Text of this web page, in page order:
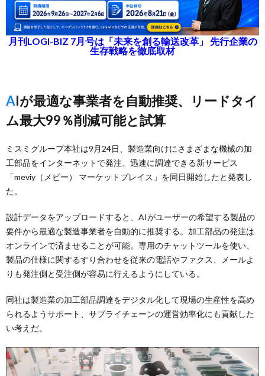
月刊LOGI-BIZ 7月号は「未来を創る輸送改革」 先行企業の
生存戦略を徹底取材
AIが最適な事業者を自動推奨、リードタイ
ム最大99％削減可能と試算
ミスミグループ本社は9月24日、製造業向けにさまざまな機械の加
工部品をインターネットで発注、迅速に調達できる新サービス
「meviy（メビー） マーケットプレイス」を同日開始したと発表し
た。
設計データをアップロードすると、AIがユーザーの希望する製品の
要件から最適な製造事業者を自動的に推奨する。加工部品の発注は
オンラインで済ませることが可能。専用のチャットツールを使い、
製品の仕様に関するすり合わせを従来の電話やファクス、メールよ
りも発注側と受注側が容易に行えるようにしている。
同社は製造業の加工部品調達をデジタル化して現場の生産性を高め
られるようサポート、サプライチェーンの運営効率化にも貢献した
い考えだ。